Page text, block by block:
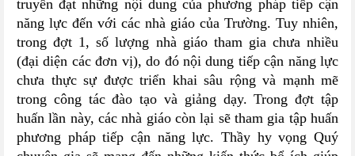
truyền đạt những nội dung của phương pháp tiếp cận
năng lực đến với các nhà giáo của Trường. Tuy nhiên,
trong đợt 1, số lượng nhà giáo tham gia chưa nhiều
(đại diện các đơn vị), do đó nội dung tiếp cận năng lực
chưa thực sự được triển khai sâu rộng và mạnh mẽ
trong công tác đào tạo và giảng dạy. Trong đợt tập
huấn lần này, các nhà giáo còn lại sẽ tham gia tập huấn
phương pháp tiếp cận năng lực. Thầy hy vọng Quý